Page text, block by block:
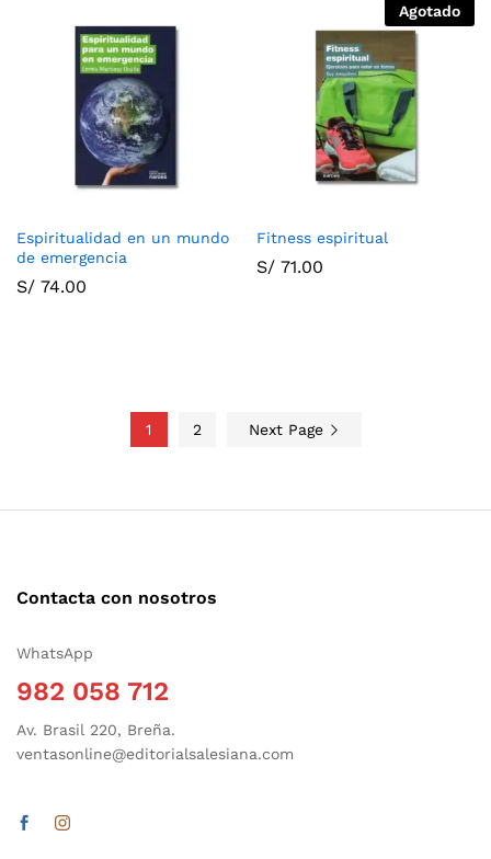
Espiritualidad en un mundo
de emergencia
S/ 74.00
Agotado
Fitness espiritual
S/ 71.00
1 2 Next Page
Contacta con nosotros
WhatsApp
982 058 712
Av. Brasil 220, Breña.
ventasonline@editorialsalesiana.com